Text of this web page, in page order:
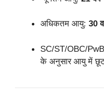
अधिकतम आयु: 30
SC/ST/OBC/
के अनुसार आयु में छूट